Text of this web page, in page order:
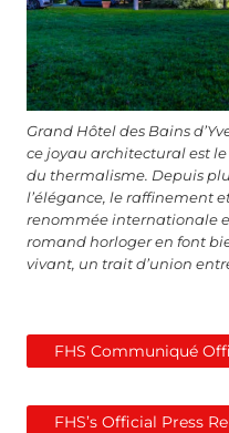
Grand Hôtel des Bains
ce joyau architectural est
du thermalisme. Depuis
l’élégance, le raffinement
renommée internationale
romand horloger en font
vivant, un trait d’union
FHS Communiqué
FHS’s Official Press